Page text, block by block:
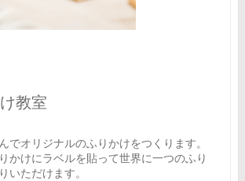
教室
でオリジナルのふりかけをつくります。
かけにラベルを貼って世界に一つのふり
いただけます。